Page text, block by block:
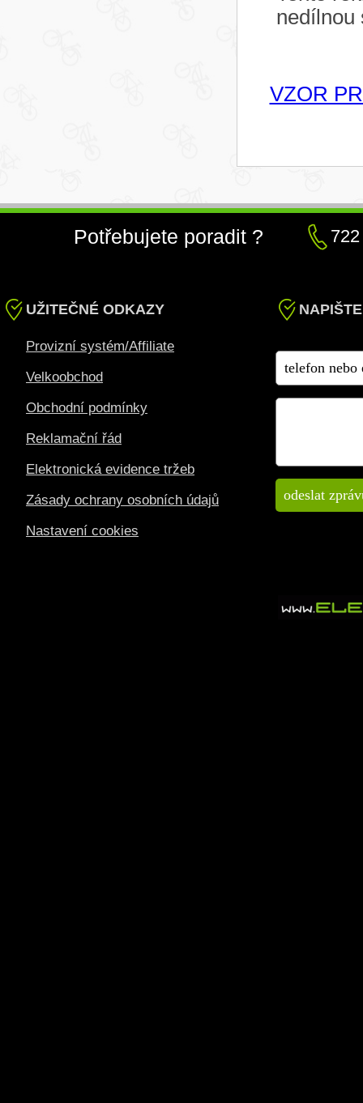
VZOR
Potřebujete poradit ?
UŽITEČNÉ ODKAZY
Provizní systém/Affiliate
Velkoobchod
Obchodní podmínky
Reklamační řád
Elektronická evidence tržeb
Zásady ochrany osobních údajů
Nastavení cookies